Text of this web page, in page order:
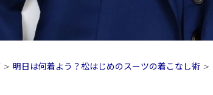
> 明日は何着よう？松はじめのスーツの着こなし術 >